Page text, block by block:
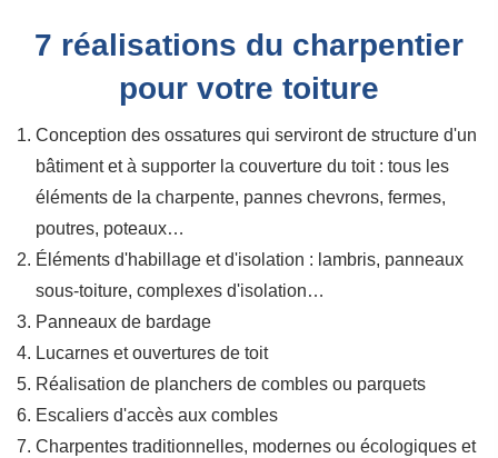
7 réalisations du charpentier
pour votre toiture
Conception des ossatures qui serviront de structure d'un
bâtiment et à supporter la couverture du toit : tous les
éléments de la charpente, pannes chevrons, fermes,
poutres, poteaux…
Éléments d'habillage et d'isolation : lambris, panneaux
sous-toiture, complexes d'isolation…
Panneaux de bardage
Lucarnes et ouvertures de toit
Réalisation de planchers de combles ou parquets
Escaliers d'accès aux combles
Charpentes traditionnelles, modernes ou écologiques et